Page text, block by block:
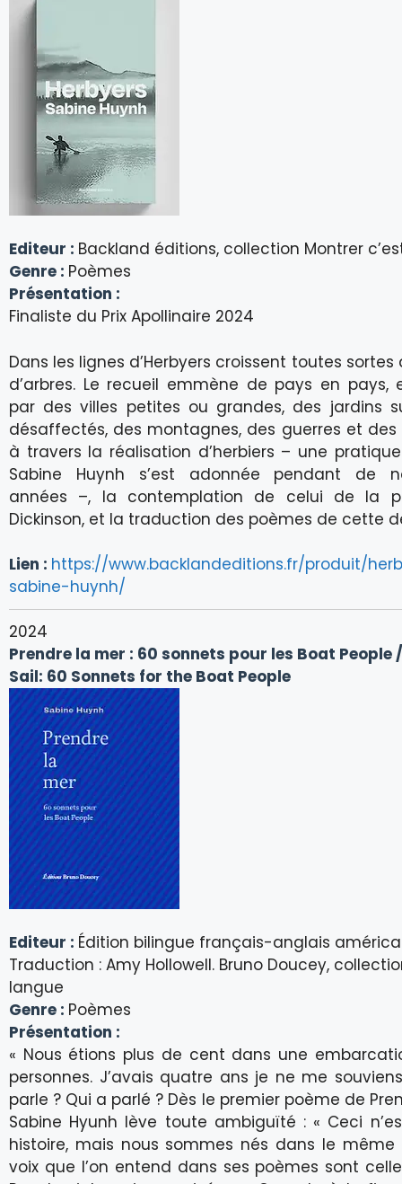
Editeur : Backland éditions, collection Montrer
Genre : Poèmes
Présentation :
Finaliste du Prix Apollinaire 2024
Dans les lignes d’Herbyers croissent toutes
d’arbres. Le recueil emmène de pays en pays,
par des villes petites ou grandes, des jardins
désaffectés, des montagnes, des guerres et des
à travers la réalisation d’herbiers – une
Sabine Huynh s’est adonnée pendant de
années –, la contemplation de celui de la
Dickinson, et la traduction des poèmes de cette
Lien : https://www.backlandeditions.fr/produit/
sabine-huynh/
2024
Prendre la mer : 60 sonnets pour les Boat People
Sail: 60 Sonnets for the Boat People
Editeur : Édition bilingue français-anglais
Traduction : Amy Hollowell. Bruno Doucey,
langue
Genre : Poèmes
Présentation :
« Nous étions plus de cent dans une
personnes. J’avais quatre ans je ne me
parle ? Qui a parlé ? Dès le premier poème de
Sabine Hyunh lève toute ambiguïté : « Ceci
histoire, mais nous sommes nés dans le même
voix que l’on entend dans ses poèmes sont